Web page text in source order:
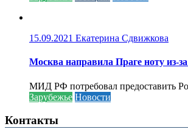
15.09.2021 Екатерина Сдвижкова
Москва направила Праге ноту из-
МИД РФ потребовал предоставить
Зарубежье Новости
Контакты